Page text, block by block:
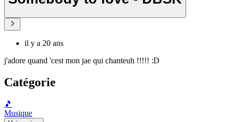
il y a 20 ans
j'adore quand 'cest mon jae qui chanteuh !!!!! :D
Catégorie
🎵
Musique